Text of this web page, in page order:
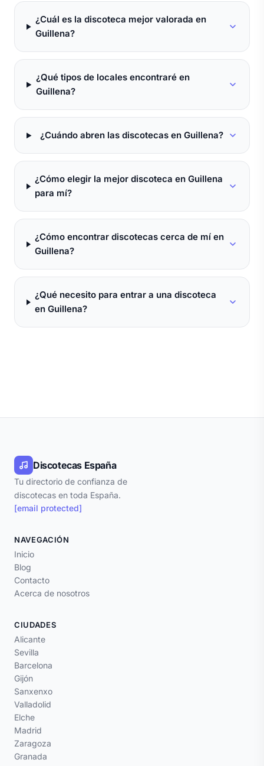
¿Cuál es la discoteca mejor valorada en
Guillena?
¿Qué tipos de locales encontraré en
Guillena?
¿Cuándo abren las discotecas en Guillena?
¿Cómo elegir la mejor discoteca en Guillena
para mí?
¿Cómo encontrar discotecas cerca de mí en
Guillena?
¿Qué necesito para entrar a una discoteca
en Guillena?
Discotecas España
Tu directorio de confianza de
discotecas en toda España.
[email protected]
NAVEGACIÓN
Inicio
Blog
Contacto
Acerca de nosotros
CIUDADES
Alicante
Sevilla
Barcelona
Gijón
Sanxenxo
Valladolid
Elche
Madrid
Zaragoza
Granada